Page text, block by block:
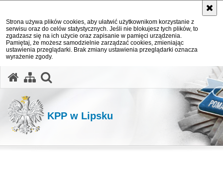
Strona używa plików cookies, aby ułatwić użytkownikom korzystanie z
serwisu oraz do celów statystycznych. Jeśli nie blokujesz tych plików, to
zgadzasz się na ich użycie oraz zapisanie w pamięci urządzenia.
Pamiętaj, że możesz samodzielnie zarządzać cookies, zmieniając
ustawienia przeglądarki. Brak zmiany ustawienia przeglądarki oznacza
wyrażenie zgody.
KPP w Lipsku